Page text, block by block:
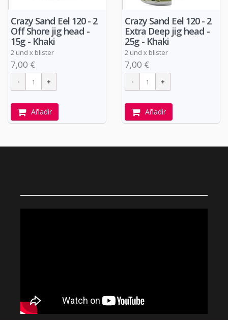
Crazy Sand Eel 120 - 2
Off Shore jig head -
15g - Khaki
2 und x blister
7,00 €
Añadir
Crazy Sand Eel 120 - 2
Extra Deep jig head -
25g - Khaki
2 und x blister
7,00 €
Añadir